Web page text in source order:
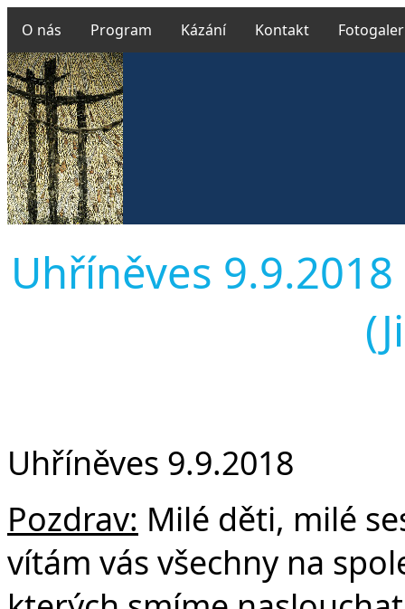
O nás Program Kázání Kontakt
Uhříněves
Uhříněves 9.9.2018
Pozdrav: Milé děti, milé
vítám vás všechny na